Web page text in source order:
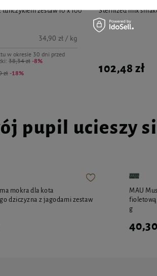
zestaw 10 x 100
zł-18%
w okresie 30 dni przed
38,34 zł -8%
34,90 zł / kg
Sterilized mix
102,48 zł
pupil ucieszy
mokra dla kota
dziczyzna z jagodami zestaw
MAU
fioletową
g